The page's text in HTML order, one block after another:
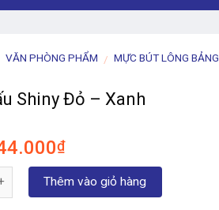
VĂN PHÒNG PHẨM / MỰC BÚT LÔNG
Shiny Đỏ – Xanh
₫Giá
hiện
tại
là:
Thêm vào giỏ hàng